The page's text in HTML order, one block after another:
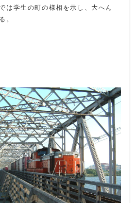
は学生の町の様相を示し、大へん
。